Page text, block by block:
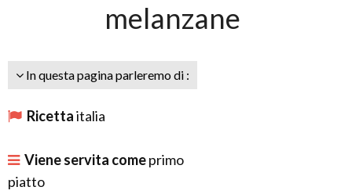
melanzane
In questa pagina parleremo di :
Ricettaitalia
Viene servita comeprimo
piatto